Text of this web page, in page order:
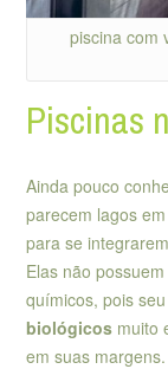
piscina com
Piscinas
Ainda pouco
parecem lagos
para se
Elas não
químicos, pois
biológicos muito
em suas margens.